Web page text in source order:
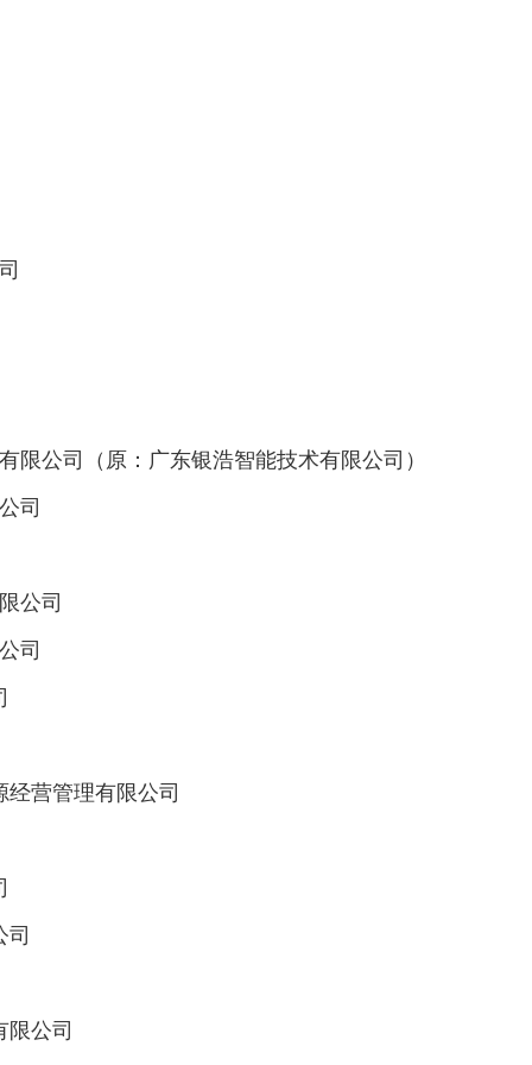
限公司（原：广东银浩智能技术有限公司）
司
公司
司
营管理有限公司
公司